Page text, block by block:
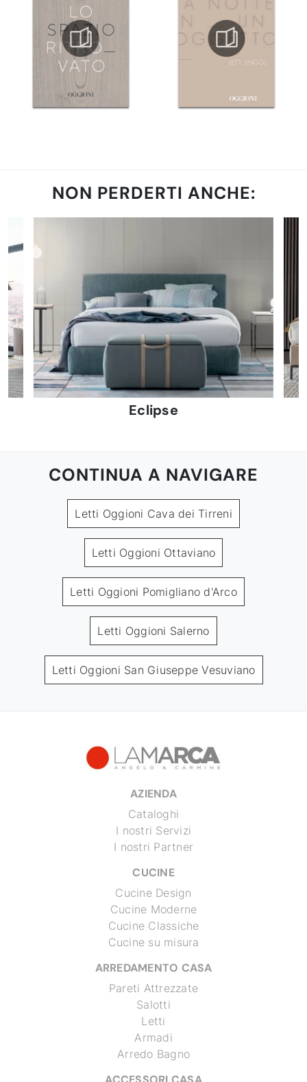
NON PERDERTI ANCHE:
Eclipse
CONTINUA A NAVIGARE
Letti Oggioni Cava dei Tirreni
Letti Oggioni Ottaviano
Letti Oggioni Pomigliano d'Arco
Letti Oggioni Salerno
Letti Oggioni San Giuseppe Vesuviano
AZIENDA
Cataloghi
I nostri Servizi
I nostri Partner
CUCINE
Cucine Design
Cucine Moderne
Cucine Classiche
Cucine su misura
ARREDAMENTO CASA
Pareti Attrezzate
Salotti
Letti
Armadi
Arredo Bagno